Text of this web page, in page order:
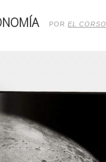
POREL CORSO